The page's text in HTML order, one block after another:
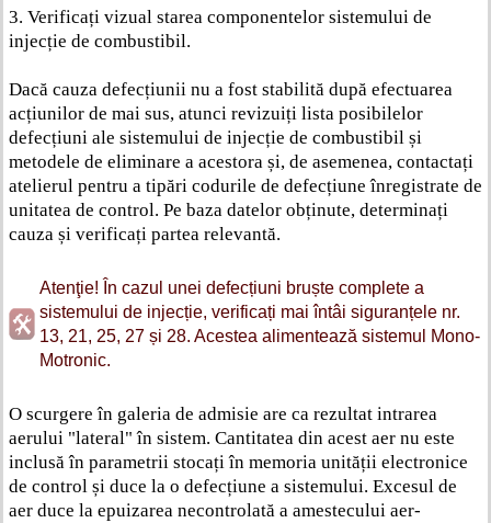
3. Verificați vizual starea componentelor sistemului de
injecție de combustibil.
Dacă cauza defecțiunii nu a fost stabilită după efectuarea
acțiunilor de mai sus, atunci revizuiți lista posibilelor
defecțiuni ale sistemului de injecție de combustibil și
metodele de eliminare a acestora și, de asemenea, contactați
atelierul pentru a tipări codurile de defecțiune înregistrate de
unitatea de control. Pe baza datelor obținute, determinați
cauza și verificați partea relevantă.
Atenţie! În cazul unei defecțiuni bruște complete a
sistemului de injecție, verificați mai întâi siguranțele nr.
13, 21, 25, 27 și 28. Acestea alimentează sistemul Mono-
Motronic.
O scurgere în galeria de admisie are ca rezultat intrarea
aerului "lateral" în sistem. Cantitatea din acest aer nu este
inclusă în parametrii stocați în memoria unității electronice
de control și duce la o defecțiune a sistemului. Excesul de
aer duce la epuizarea necontrolată a amestecului aer-